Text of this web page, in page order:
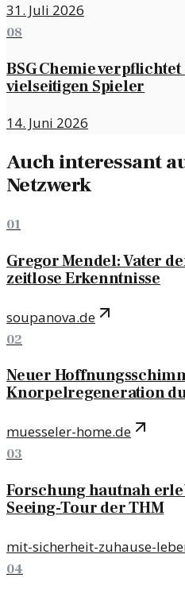
31. Juli 2026
08
BSG Chemie
vielseitigen Spieler
14. Juni 2026
Auch interessant
Netzwerk
01
Gregor Mendel: Vater
zeitlose Erkenntnisse
soupanova.de
02
Neuer
Knorpelregeneration
muesseler-home.de
03
Forschung hautnah
Seeing-Tour der THM
mit-sicherheit-zuhause-
04